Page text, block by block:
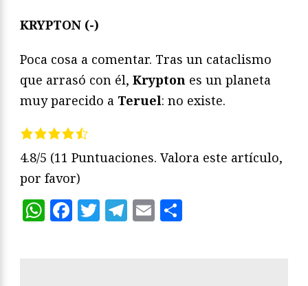
KRYPTON (-)
Poca cosa a comentar. Tras un cataclismo
que arrasó con él, Krypton es un planeta
muy parecido a Teruel: no existe.
4.8/5 (11 Puntuaciones. Valora este artículo,
por favor)
WhatsApp
Facebook
Twitter
Telegram
Email